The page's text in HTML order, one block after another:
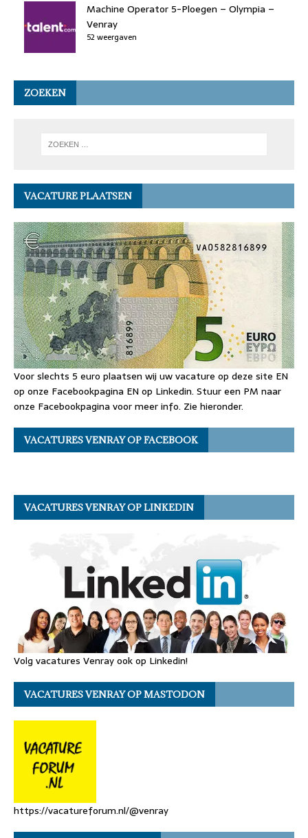
Machine Operator 5-Ploegen – Olympia –
Venray
52 weergaven
ZOEKEN
VACATURE PLAATSEN
Voor slechts 5 euro plaatsen wij uw vacature op deze site EN
op onze Facebookpagina EN op Linkedin. Stuur een PM naar
onze Facebookpagina voor meer info. Zie hieronder.
VACATURES VENRAY OP FACEBOOK
VACATURES VENRAY OP LINKEDIN
Volg vacatures Venray ook op Linkedin!
VACATURES VENRAY OP MASTODON
https://vacatureforum.nl/@venray